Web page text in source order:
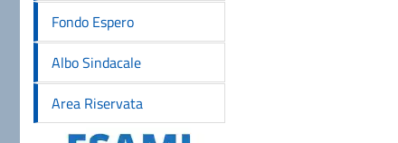
Fondo Espero
Albo Sindacale
Area Riservata